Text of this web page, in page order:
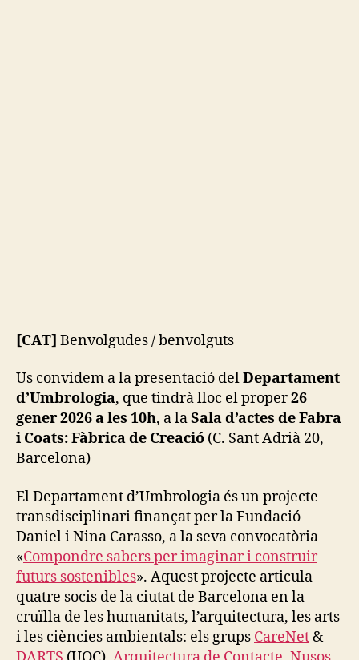
N
T
O
N
S
E
C
O
L
I
E
E
C
O
L
O
G
I
E
S
[CAT] Benvolgudes / benvolguts
Us convidem a la presentació delDepartament
d’Umbrologia, que tindrà lloc el proper26
gener 2026 a les 10h, a laSala d’actes de Fabra
i Coats: Fàbrica de Creació (C. Sant Adrià 20,
Barcelona)
El Departament d’Umbrologia és un projecte
transdisciplinari finançat per la Fundació
Daniel i Nina Carasso, a la seva convocatòria
«Compondre sabers per imaginar i construir
futurs sostenibles». Aquest projecte articula
quatre socis de la ciutat de Barcelona en la
cruïlla de les humanitats, l’arquitectura, les arts
i les ciències ambientals: els grups CareNet&